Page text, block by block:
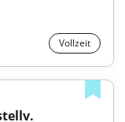
Vollzeit